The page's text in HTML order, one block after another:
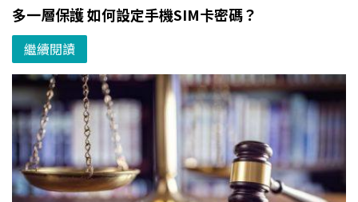
多一層保護 如何設定手機SIM卡密碼？
繼續閱讀